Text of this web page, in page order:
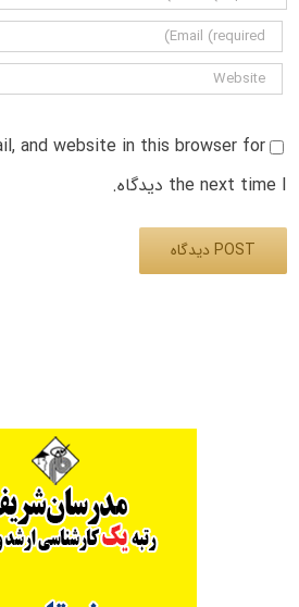
and website in this browser for
the next time I دیدگاه.